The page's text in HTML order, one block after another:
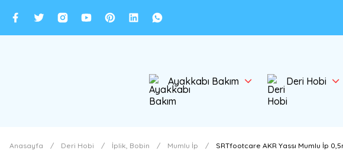
Ayakkabı Bakım Deri Hobi
Anasayfa Deri Hobi İplik, Bobin Mumlu İp SRTfootcare AKR Yassı Mumlu İp